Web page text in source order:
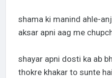
shama ki manind ahle-
aksar apni aag me
shayar apni dosti ka ab
thokre khakar to sunte